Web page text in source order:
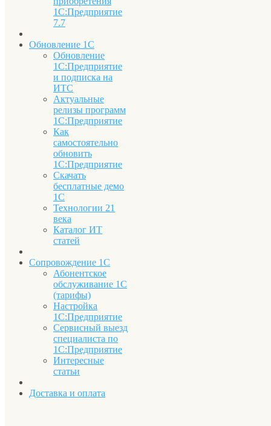
1С:Предприятие
7.7
Обновление 1С
Обновление
1С:Предприятие
и подписка на
ИТС
Актуальные
релизы программ
1С:Предприятие
Как
самостоятельно
обновить
1С:Предприятие
Скачать
бесплатные демо
1С
Технологии 21
века
Каталог ИТ
статей
Сопровождение 1С
Абонентское
обслуживание 1С
(тарифы)
Настройка
1С:Предприятие
Сервисный выезд
специалиста по
1С:Предприятие
Интересные
статьи
Доставка и оплата